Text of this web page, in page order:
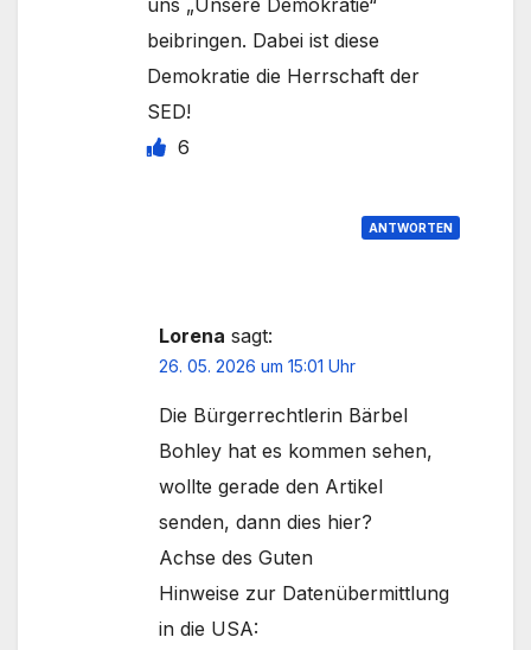
beibringen. Dabei ist diese
Demokratie die Herrschaft der
SED!
6
ANTWORTEN
Lorena sagt:
26. 05. 2026 um 15:01 Uhr
Die Bürgerrechtlerin Bärbel
Bohley hat es kommen sehen,
wollte gerade den Artikel
senden, dann dies hier?
Achse des Guten
Hinweise zur Datenübermittlung
in die USA: